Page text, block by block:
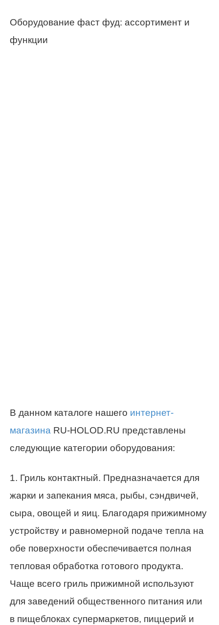
Оборудование фаст фуд: ассортимент и
функции
В данном каталоге нашего интернет-
магазина RU-HOLOD.RU представлены
следующие категории оборудования:
1. Гриль контактный. Предназначается для
жарки и запекания мяса, рыбы, сэндвичей,
сыра, овощей и яиц. Благодаря прижимному
устройству и равномерной подаче тепла на
обе поверхности обеспечивается полная
тепловая обработка готового продукта.
Чаще всего гриль прижимной используют
для заведений общественного питания или
в пищеблоках супермаркетов, пиццерий и